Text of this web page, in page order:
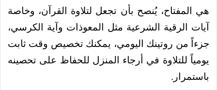
هي المفتاح، يُنصح بأن تجعل لتلاوة القرآن، وخاصة
آيات الرقية الشرعية مثل المعوذات وآية الكرسي،
جزءاً من روتينك اليومي، يمكنك تخصيص وقت ثابت
يومياً للتلاوة في أرجاء المنزل للحفاظ على تحصينه
باستمرار.